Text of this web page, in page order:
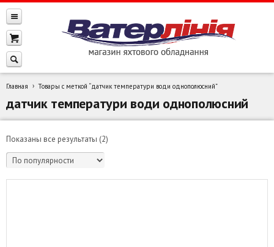
Главная Товары с меткой “датчик температури води однополюсний”
датчик температури води однополюсний
Показаны все результаты (2)